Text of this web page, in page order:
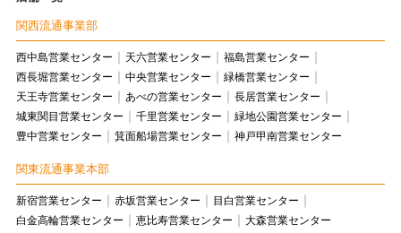
関西流通事業部
西中島営業センター 天六営業センター
福島営業センター
西長堀営業センター
中央営業センター
緑橋営業センター
天王寺営業センター
あべの営業センター
長居営業センター
城東関目営業センター
千里営業センター
緑地公園営業センター
豊中営業センター
箕面船場営業センター 神戸甲南営業センター
関東流通事業本部
新宿営業センター 赤坂営業センター
目白営業センター
白金高輪営業センター
恵比寿営業センター 大森営業センター